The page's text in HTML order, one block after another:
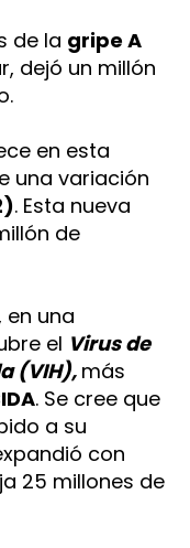
de la gripe A
dejó un millón
en esta
una variación
. Esta nueva
de
en una
el Virus de
(VIH), más
. Se cree que
a su
con
25 millones de